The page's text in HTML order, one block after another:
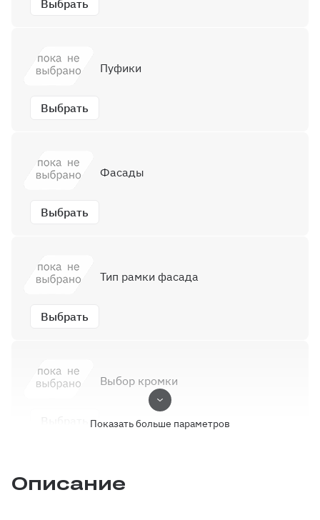
Выбрать
Выбрать
Пуфики
Выбрать
Фасады
Выбрать
Тип рамки фасада
Выбор кромки
Ручки
Показать больше параметров
Описание